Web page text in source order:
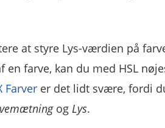
at styre Lys-værdien på
farve, kan du med HSL
Farverer det lidt svære, fordi
og Lys.